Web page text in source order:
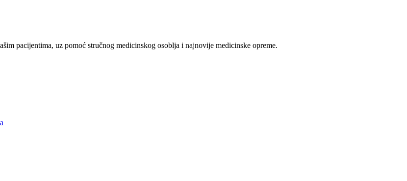
pacijentima, uz pomoć stručnog medicinskog osoblja i najnovije medicinske opreme.